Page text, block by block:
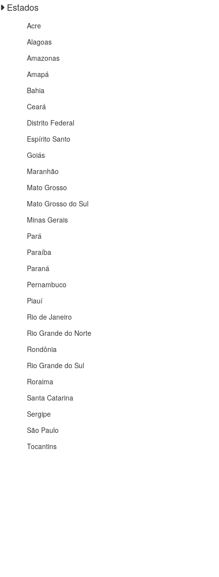
Estados
Acre
Alagoas
Amazonas
Amapá
Bahia
Ceará
Distrito Federal
Espírito Santo
Goiás
Maranhão
Mato Grosso
Mato Grosso do Sul
Minas Gerais
Pará
Paraíba
Paraná
Pernambuco
Piauí
Rio de Janeiro
Rio Grande do Norte
Rondônia
Rio Grande do Sul
Roraima
Santa Catarina
Sergipe
São Paulo
Tocantins